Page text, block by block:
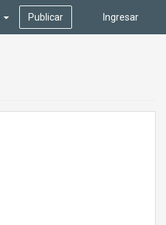
Ingresar
Publicar